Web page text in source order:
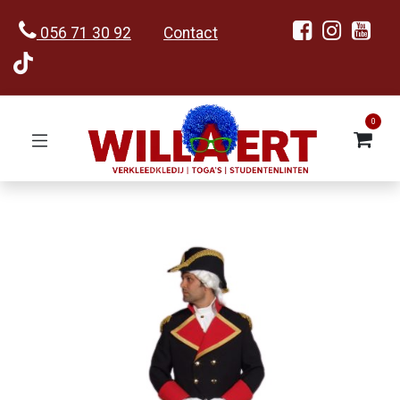
056 71 30 92 Contact
0